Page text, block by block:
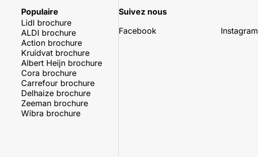
Populaire
Lidl brochure
ALDI brochure
Action brochure
Kruidvat brochure
Albert Heijn brochure
Cora brochure
Carrefour brochure
Delhaize brochure
Zeeman brochure
Wibra brochure
Suivez nous
Facebook
Instagram